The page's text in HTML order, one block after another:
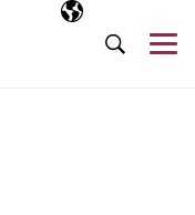
Выбранный
RU
Поиск